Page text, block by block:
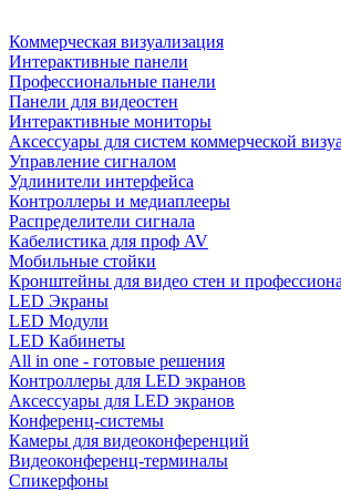
Коммерческая визуализация
Интерактивные панели
Профессиональные панели
Панели для видеостен
Интерактивные мониторы
Аксессуары для систем коммерческой
Управление сигналом
Удлинители интерфейса
Контроллеры и медиаплееры
Распределители сигнала
Кабелистика для проф AV
Мобильные стойки
Кронштейны для видео стен и
LED Экраны
LED Модули
LED Кабинеты
All in one - готовые решения
Контроллеры для LED экранов
Аксессуары для LED экранов
Конференц-системы
Камеры для видеоконференций
Видеоконференц-терминалы
Спикерфоны